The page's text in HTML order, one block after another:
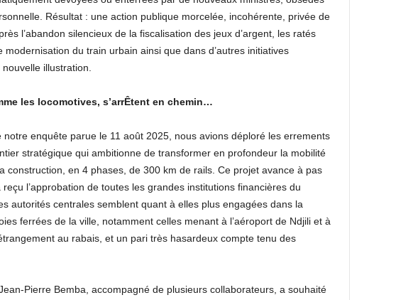
Résultat : une action publique morcelée, incohérente, privée de
l’abandon silencieux de la fiscalisation des jeux d’argent, les ratés
du train urbain ainsi que dans d’autres initiatives
illustration.
les locomotives, s’arrÊtent en chemin…
enquête parue le 11 août 2025, nous avions déploré les errements
stratégique qui ambitionne de transformer en profondeur la mobilité
construction, en 4 phases, de 300 km de rails. Ce projet avance à pas
l’approbation de toutes les grandes institutions financières du
autorités centrales semblent quant à elles plus engagées dans la
ferrées de la ville, notamment celles menant à l’aéroport de Ndjili et à
au rabais, et un pari très hasardeux compte tenu des
Pierre Bemba, accompagné de plusieurs collaborateurs, a souhaité